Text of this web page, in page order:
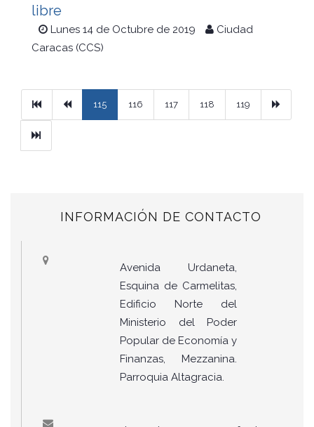
libre
Lunes 14 de Octubre de 2019
Ciudad
Caracas (CCS)
PrimeraPrevious
115 116 117 118 119
Ultimo
INFORMACIÓN DE CONTACTO
Avenida Urdaneta,
Esquina de Carmelitas,
Edificio Norte del
Ministerio del Poder
Popular de Economía y
Finanzas, Mezzanina.
Parroquia Altagracia.